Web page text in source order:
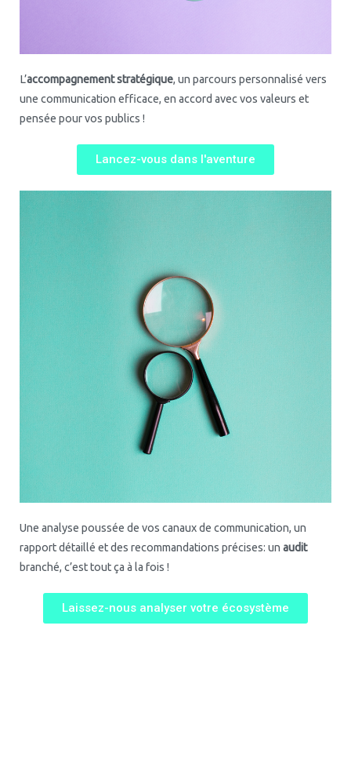
L’accompagnement stratégique, un parcours personnalisé vers
une communication efficace, en accord avec vos valeurs et
pensée pour vos publics !
Lancez-vous dans l'aventure
Une analyse poussée de vos canaux de communication, un
rapport détaillé et des recommandations précises: un audit
branché, c’est tout ça à la fois !
Laissez-nous analyser votre écosystème